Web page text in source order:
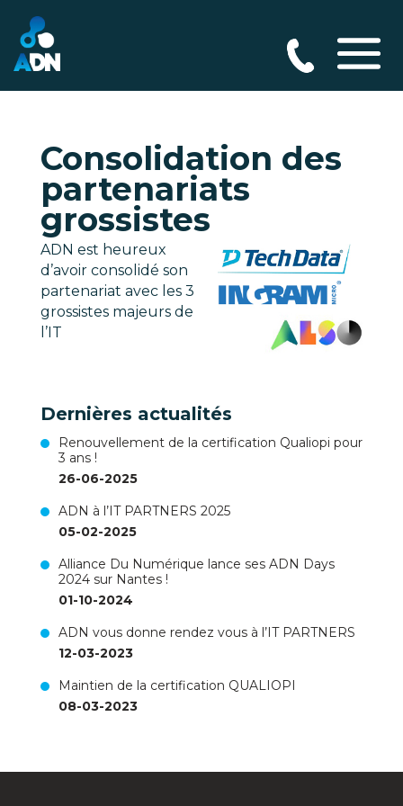
Consolidation des
partenariats
grossistes
ADN est heureux
d’avoir consolidé son
partenariat avec les 3
grossistes majeurs de
l’IT
Dernières actualités
Renouvellement de la certification Qualiopi pour
3 ans !
26-06-2025
ADN à l’IT PARTNERS 2025
05-02-2025
Alliance Du Numérique lance ses ADN Days
2024 sur Nantes !
01-10-2024
ADN vous donne rendez vous à l’IT PARTNERS
12-03-2023
Maintien de la certification QUALIOPI
08-03-2023